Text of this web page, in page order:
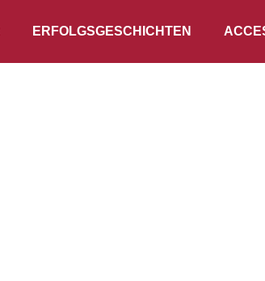
ERFOLGSGESCHICHTEN